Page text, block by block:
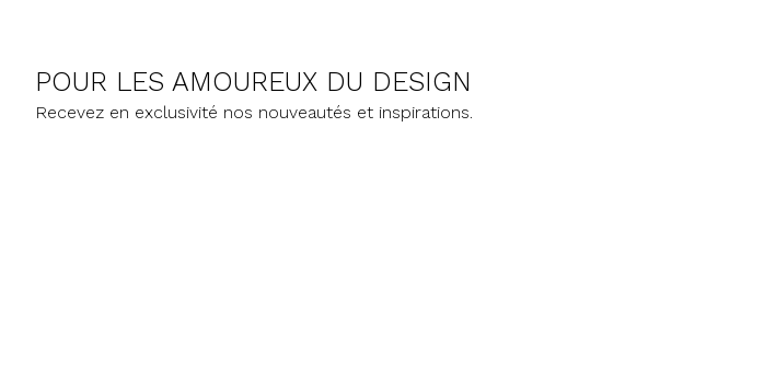
POUR LES AMOUREUX DU DESIGN
Recevez en exclusivité nos nouveautés et inspirations.